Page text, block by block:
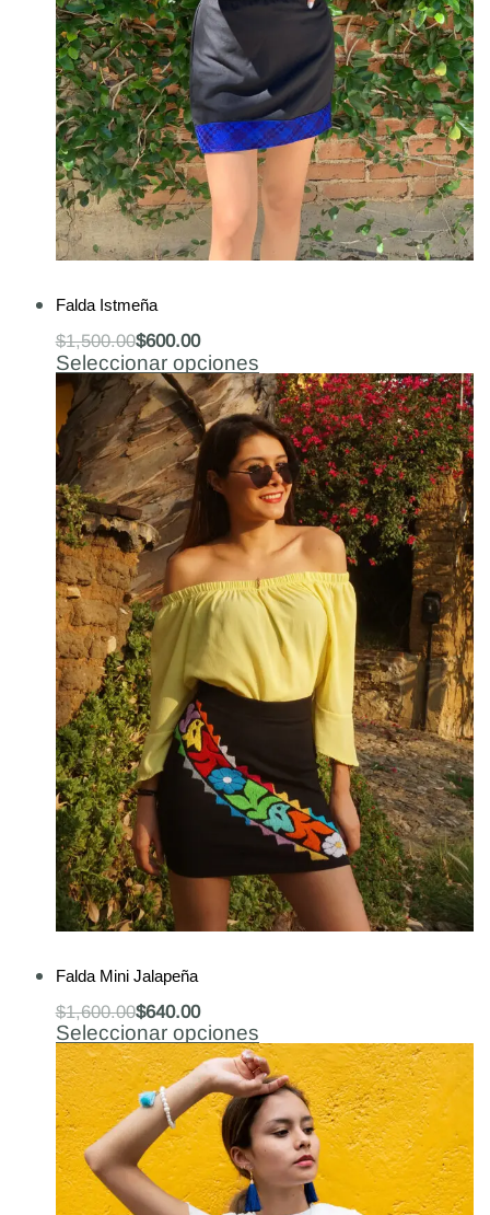
Falda Istmeña
$1,500.00$600.00
Seleccionar opciones
Falda Mini Jalapeña
$1,600.00$640.00
Seleccionar opciones